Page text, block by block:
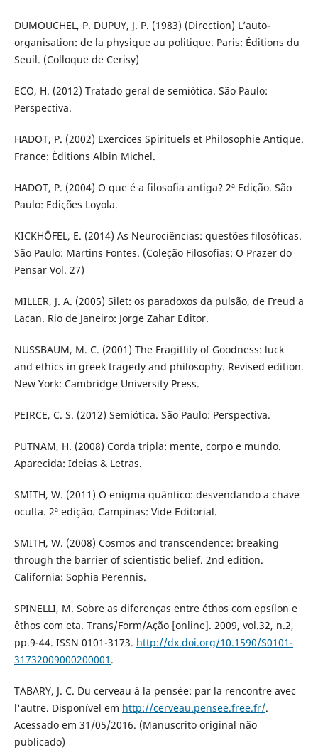
DUMOUCHEL, P. DUPUY, J. P. (1983) (Direction) L’auto-
organisation: de la physique au politique. Paris: Éditions du
Seuil. (Colloque de Cerisy)
ECO, H. (2012) Tratado geral de semiótica. São Paulo:
Perspectiva.
HADOT, P. (2002) Exercices Spirituels et Philosophie Antique.
France: Éditions Albin Michel.
HADOT, P. (2004) O que é a filosofia antiga? 2ª Edição. São
Paulo: Edições Loyola.
KICKHÖFEL, E. (2014) As Neurociências: questões filosóficas.
São Paulo: Martins Fontes. (Coleção Filosofias: O Prazer do
Pensar Vol. 27)
MILLER, J. A. (2005) Silet: os paradoxos da pulsão, de Freud a
Lacan. Rio de Janeiro: Jorge Zahar Editor.
NUSSBAUM, M. C. (2001) The Fragitlity of Goodness: luck
and ethics in greek tragedy and philosophy. Revised edition.
New York: Cambridge University Press.
PEIRCE, C. S. (2012) Semiótica. São Paulo: Perspectiva.
PUTNAM, H. (2008) Corda tripla: mente, corpo e mundo.
Aparecida: Ideias & Letras.
SMITH, W. (2011) O enigma quântico: desvendando a chave
oculta. 2ª edição. Campinas: Vide Editorial.
SMITH, W. (2008) Cosmos and transcendence: breaking
through the barrier of scientistic belief. 2nd edition.
California: Sophia Perennis.
SPINELLI, M. Sobre as diferenças entre éthos com epsílon e
êthos com eta. Trans/Form/Ação [online]. 2009, vol.32, n.2,
pp.9-44. ISSN 0101-3173. http://dx.doi.org/10.1590/S0101-
31732009000200001 .
TABARY, J. C. Du cerveau à la pensée: par la rencontre avec
l'autre. Disponível em http://cerveau.pensee.free.fr/.
Acessado em 31/05/2016. (Manuscrito original não
publicado)